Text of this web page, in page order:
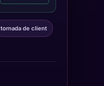
tornada de client